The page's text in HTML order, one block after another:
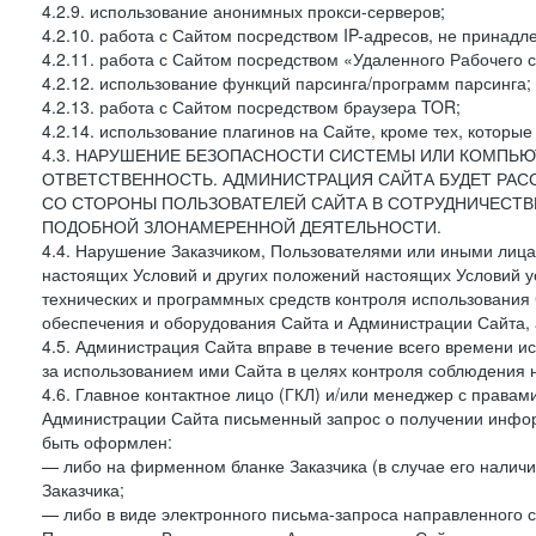
4.2.9. использование анонимных прокси-серверов;
4.2.10. работа с Сайтом посредством IP-адресов, не
4.2.11. работа с Сайтом посредством «Удаленного Рабочего
4.2.12. использование функций парсинга/программ парсинга;
4.2.13. работа с Сайтом посредством браузера TOR;
4.2.14. использование плагинов на Сайте, кроме тех,
4.3. НАРУШЕНИЕ БЕЗОПАСНОСТИ СИСТЕМЫ ИЛИ
ОТВЕТСТВЕННОСТЬ. АДМИНИСТРАЦИЯ САЙТА БУДЕТ
СО СТОРОНЫ ПОЛЬЗОВАТЕЛЕЙ САЙТА В
ПОДОБНОЙ ЗЛОНАМЕРЕННОЙ ДЕЯТЕЛЬНОСТИ.
4.4. Нарушение Заказчиком, Пользователями или иными
настоящих Условий и других положений настоящих Условий
технических и программных средств контроля
обеспечения и оборудования Сайта и Администрации
4.5. Администрация Сайта вправе в течение всего времени
за использованием ими Сайта в целях контроля
4.6. Главное контактное лицо (ГКЛ) и/или менеджер с
Администрации Сайта письменный запрос о получении
быть оформлен:
— либо на фирменном бланке Заказчика (в случае его
Заказчика;
— либо в виде электронного письма-запроса направленного